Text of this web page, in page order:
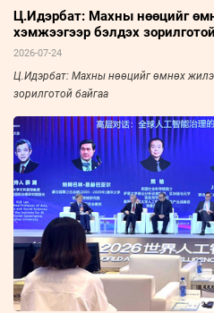
Ц.Идэрбат: Махны нөөцийг
хэмжээгээр бэлдэх
2026-07-24
Ц.Идэрбат: Махны нөөцийг өмнөх жилээс
зорилготой байгаа